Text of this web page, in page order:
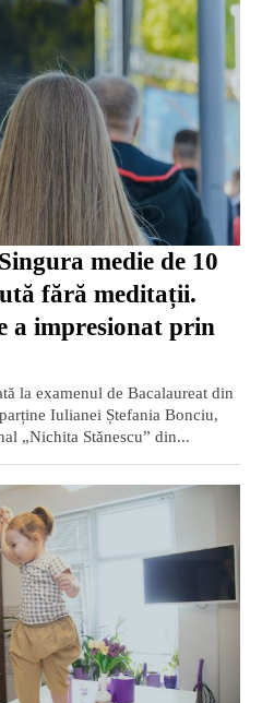
medie de 10
fără meditații.
a impresionat prin
la examenul de Bacalaureat din
Iulianei Ștefania Bonciu,
„Nichita Stănescu” din...